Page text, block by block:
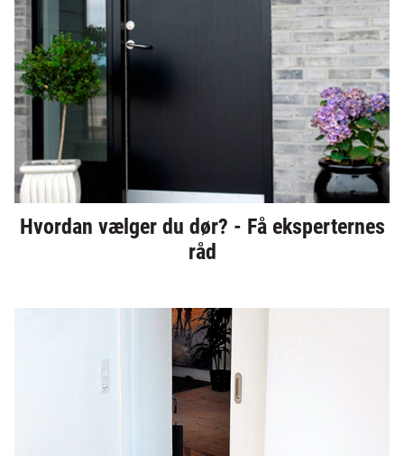
Hvordan vælger du dør? - Få eksperternes
råd